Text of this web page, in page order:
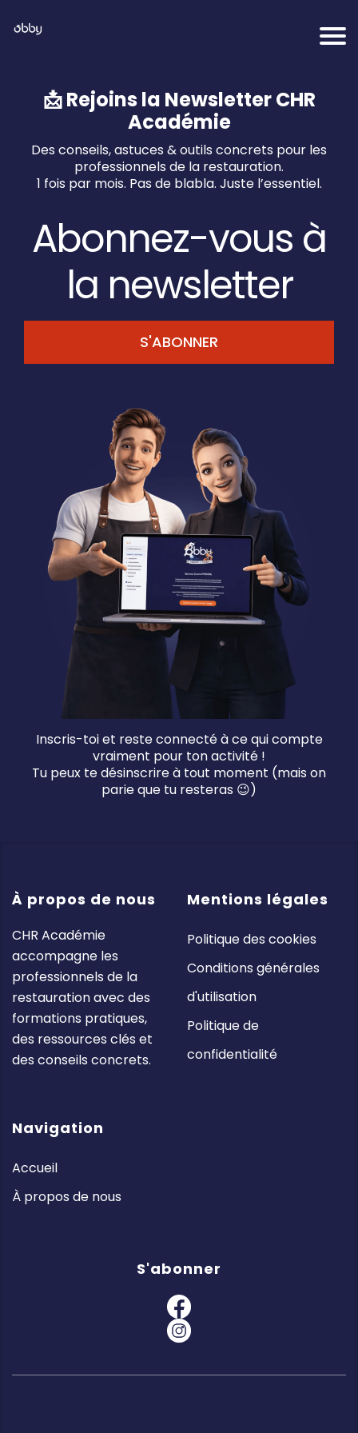
📩 Rejoins la Newsletter CHR
Académie
Des conseils, astuces & outils concrets pour les
professionnels de la restauration.
1 fois par mois. Pas de blabla. Juste l’essentiel.
Abonnez-vous à
la newsletter
S'ABONNER
Inscris-toi et reste connecté à ce qui compte
vraiment pour ton activité !
Tu peux te désinscrire à tout moment (mais on
parie que tu resteras 😉)
À propos de nous
CHR Académie
accompagne les
professionnels de la
restauration avec des
formations pratiques,
des ressources clés et
des conseils concrets.
Mentions légales
Politique des cookies
Conditions générales
d'utilisation
Politique de
confidentialité
Navigation
Accueil
À propos de nous
S'abonner